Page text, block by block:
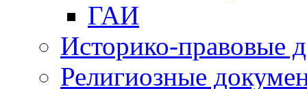
ГАИ
Историко-правовые
Религиозные